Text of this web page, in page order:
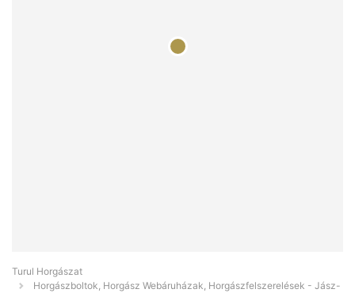
Turul Horgászat
Horgászboltok, Horgász Webáruházak, Horgászfelszerelések - Jász-